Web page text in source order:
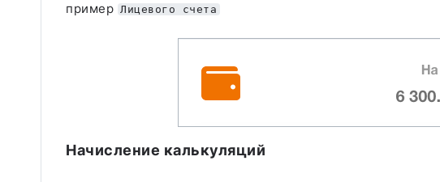
пример Лицевого счета
Начисление калькуляций